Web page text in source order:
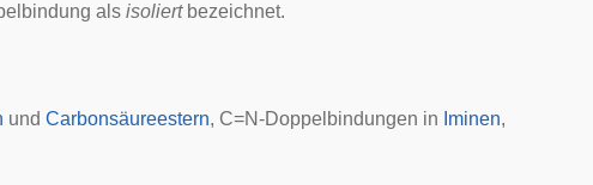
als isoliertbezeichnet.
und Carbonsäureestern, C=N-Doppelbindungen in Iminen,